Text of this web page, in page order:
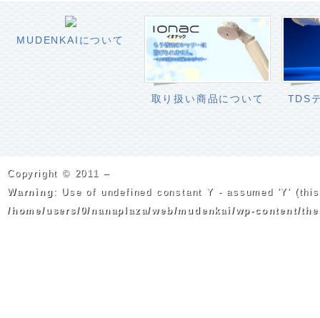
MUDENKAIについて
取り扱い商品について TDS
Copyright © 2011 –
Warning : Use of undefined constant Y - assumed 'Y'
/home/users/0/nanaplaza/web/mudenkai/wp-content/